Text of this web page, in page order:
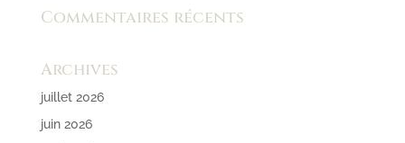
Commentaires récents
Archives
juillet 2026
juin 2026